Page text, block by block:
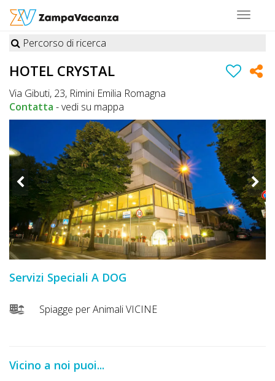
Toggle
STRUTTURE
A
DOG
LUOGHI
A
DOG
OFFERTE
A
DOG
Percorso di ricerca
HOTEL CRYSTAL
Via Gibuti, 23, Rimini Emilia Romagna
Contatta -vedi su mappa
Servizi Speciali A DOG
Spiagge per Animali VICINE
Vicino a noi puoi...